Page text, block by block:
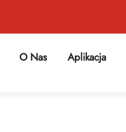
O Nas Aplikacja